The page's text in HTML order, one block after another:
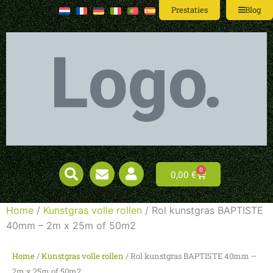
Prestaties Blog
0,00 € 0
Home / Kunstgras volle rollen / Rol kunstgras BAPTISTE
40mm – 2m x 25m of 50m2
Home/Kunstgras volle rollen / Rol kunstgras BAPTISTE 40mm –